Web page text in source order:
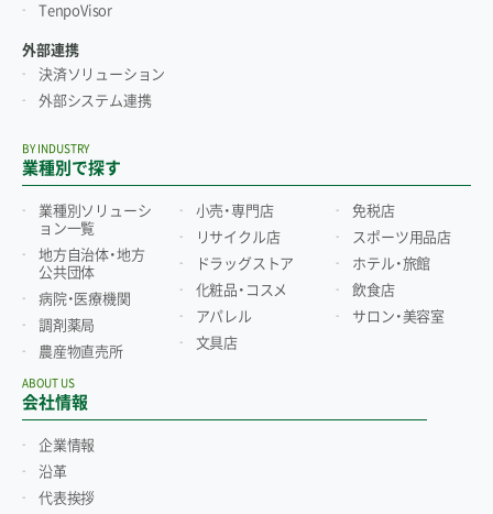
TenpoVisor
外部連携
決済ソリューション
外部システム連携
業種別で探す
BY INDUSTRY
業種別ソリューシ
ョン一覧
地方自治体・地方
公共団体
病院・医療機関
調剤薬局
農産物直売所
小売・専門店
リサイクル店
ドラッグストア
化粧品・コスメ
アパレル
文具店
免税店
スポーツ用品店
ホテル・旅館
飲食店
サロン・美容室
会社情報
ABOUT US
企業情報
沿革
代表挨拶